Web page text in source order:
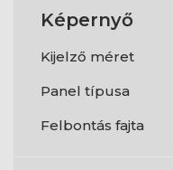
Képernyő
Kijelző méret
Panel típusa
Felbontás fajta